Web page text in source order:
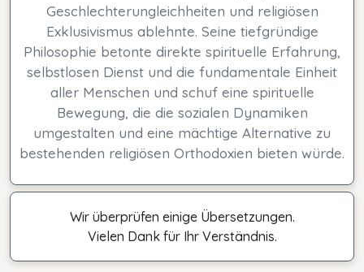
Geschlechterungleichheiten und religiösen
Exklusivismus ablehnte. Seine tiefgründige
Philosophie betonte direkte spirituelle Erfahrung,
selbstlosen Dienst und die fundamentale Einheit
aller Menschen und schuf eine spirituelle
Bewegung, die die sozialen Dynamiken
umgestalten und eine mächtige Alternative zu
bestehenden religiösen Orthodoxien bieten würde.
Wir überprüfen einige Übersetzungen.
Vielen Dank für Ihr Verständnis.